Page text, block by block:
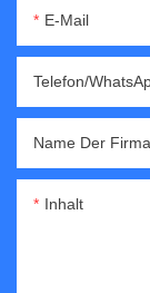
E-Mail
Telefon/
Name Der Firma
Inhalt